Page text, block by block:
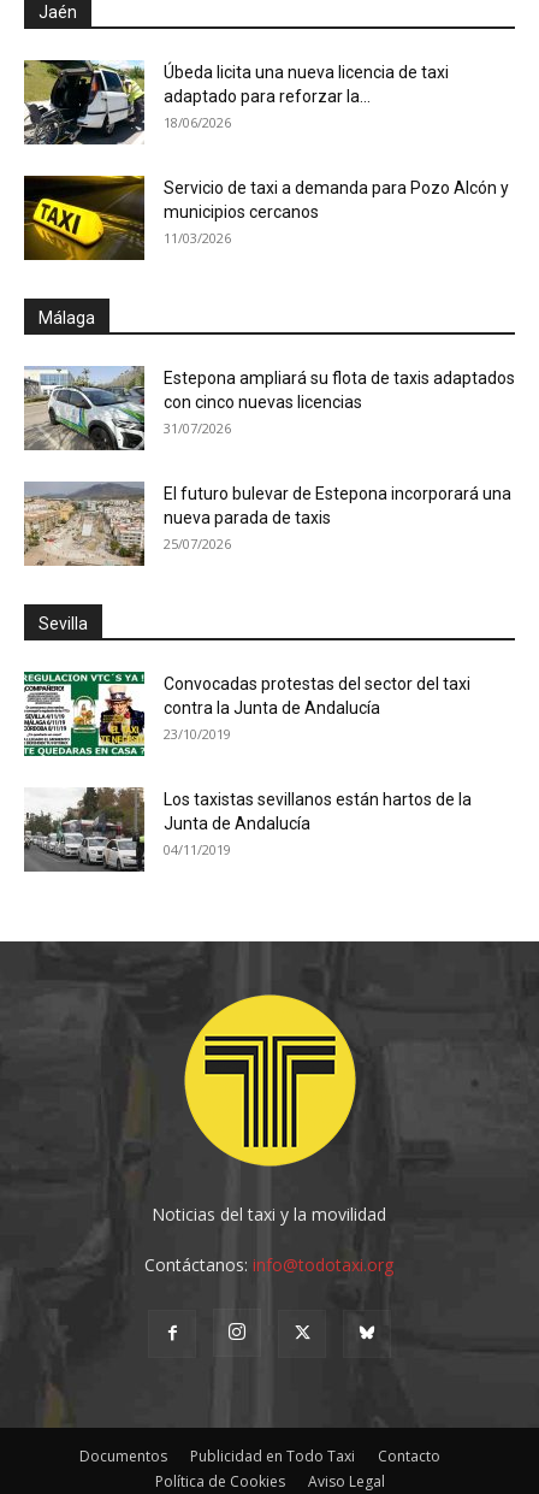
Jaén
Úbeda licita una nueva licencia de taxi
adaptado para reforzar la...
18/06/2026
Servicio de taxi a demanda para Pozo Alcón y
municipios cercanos
11/03/2026
Málaga
Estepona ampliará su flota de taxis adaptados
con cinco nuevas licencias
31/07/2026
El futuro bulevar de Estepona incorporará una
nueva parada de taxis
25/07/2026
Sevilla
Convocadas protestas del sector del taxi
contra la Junta de Andalucía
23/10/2019
Los taxistas sevillanos están hartos de la
Junta de Andalucía
04/11/2019
Noticias del taxi y la movilidad
Contáctanos:info@todotaxi.org
Documentos Publicidad en Todo Taxi
Contacto
Política de Cookies
Aviso Legal